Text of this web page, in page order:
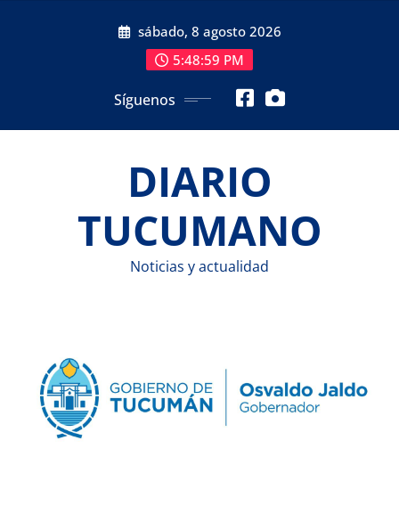
sábado, 8 agosto 2026
5:49:00 PM
Síguenos
DIARIO
TUCUMANO
Noticias y actualidad